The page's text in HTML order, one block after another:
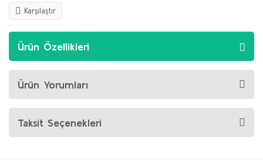
Karşılaştır
Ürün Özellikleri
Ürün Yorumları
Taksit Seçenekleri